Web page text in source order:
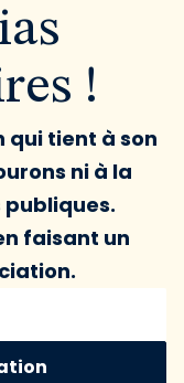
!
qui tient à son
ni à la
faisant un